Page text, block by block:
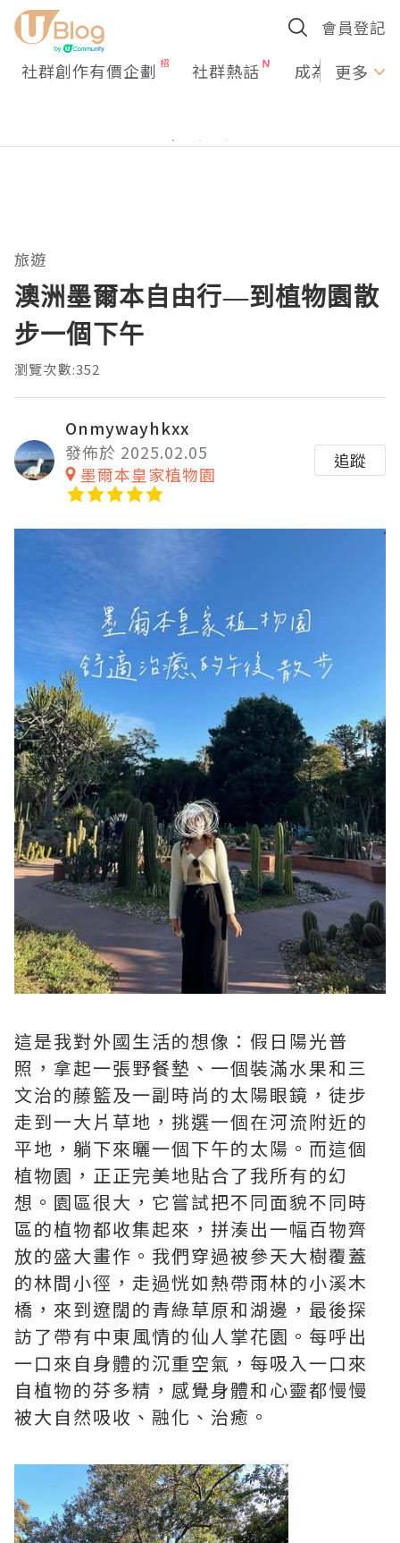
會員登記
社群創作有價企劃 社群熱話 成為U更多
旅遊
澳洲墨爾本自由行—到植物園散
步一個下午
瀏覽次數:352
Onmywayhkxx
發佈於 2025.02.05
墨爾本皇家植物園
追蹤
這是我對外國生活的想像：假日陽光普
照，拿起一張野餐墊、一個裝滿水果和三
文治的藤籃及一副時尚的太陽眼鏡，徒步
走到一大片草地，挑選一個在河流附近的
平地，躺下來曬一個下午的太陽。而這個
植物園，正正完美地貼合了我所有的幻
想。園區很大，它嘗試把不同面貌不同時
區的植物都收集起來，拼湊出一幅百物齊
放的盛大畫作。我們穿過被參天大樹覆蓋
的林間小徑，走過恍如熱帶雨林的小溪木
橋，來到遼闊的青綠草原和湖邊，最後探
訪了帶有中東風情的仙人掌花園。每呼出
一口來自身體的沉重空氣，每吸入一口來
自植物的芬多精，感覺身體和心靈都慢慢
被大自然吸收、融化、治癒。